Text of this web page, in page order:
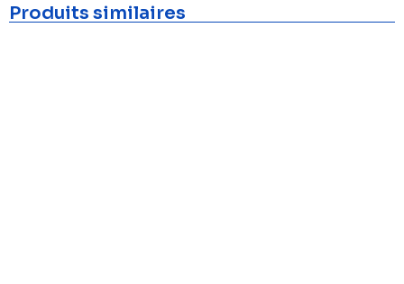
Produits similaires